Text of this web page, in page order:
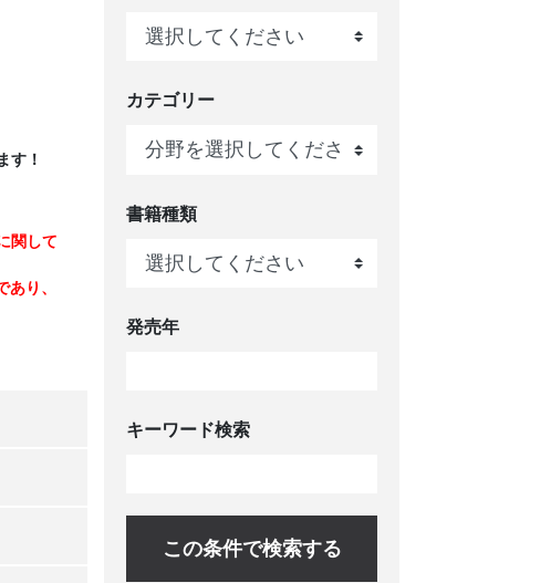
す！
関して
り、
カテゴリー
書籍種類
発売年
キーワード検索
この条件で検索する